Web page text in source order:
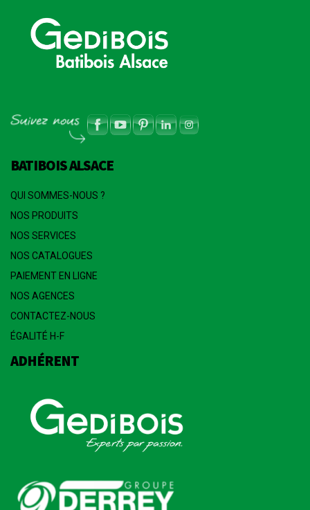
BATIBOIS ALSACE
QUI SOMMES-NOUS ?
NOS PRODUITS
NOS SERVICES
NOS CATALOGUES
PAIEMENT EN LIGNE
NOS AGENCES
CONTACTEZ-NOUS
ÉGALITÉ H-F
ADHÉRENT